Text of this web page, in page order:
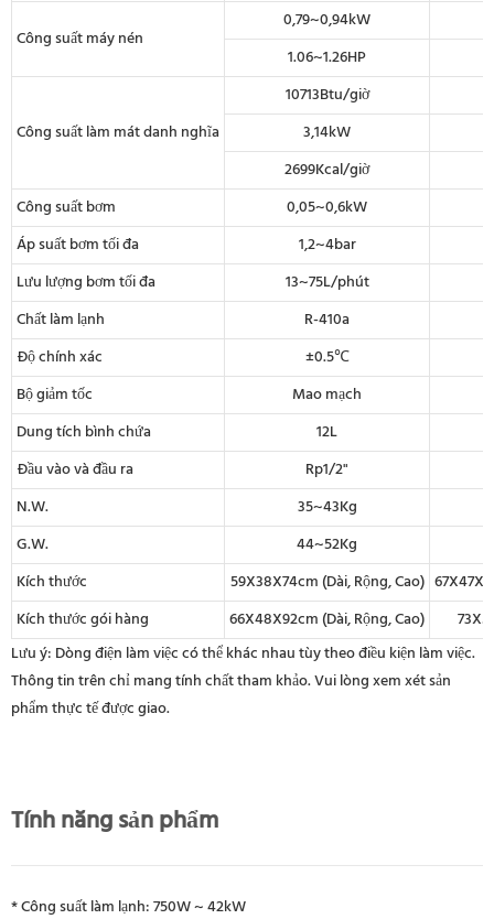
Công suất máy nén
0,79~0,94kW
1.06~1.26HP
Công suất làm mát danh nghĩa
10713Btu/giờ
3,14kW
2699Kcal/giờ
Công suất bơm
0,05~0,6kW
Áp suất bơm tối đa
1,2~4bar
Lưu lượng bơm tối đa
13~75L/phút
Chất làm lạnh
R-410a
Độ chính xác
±0.5℃
Bộ giảm tốc
Mao mạch
Dung tích bình chứa
12L
Đầu vào và đầu ra
Rp1/2"
N.W.
35~43Kg
G.W.
44~52Kg
Kích thước
59X38X74cm (Dài, Rộng, Cao)
Kích thước gói hàng
66X48X92cm (Dài, Rộng, Cao)
Lưu ý: Dòng điện làm việc có thể khác nhau tùy theo điều kiện làm việc.
Thông tin trên chỉ mang tính chất tham khảo. Vui lòng xem xét sản
phẩm thực tế được giao.
Tính năng sản phẩm
* Công suất làm lạnh: 750W ~ 42kW